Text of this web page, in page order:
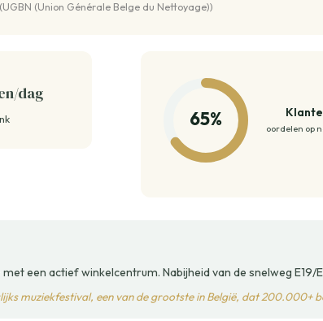
(UGBN (Union Générale Belge du Nettoyage))
dag
65% oordelen op
een actief winkelcentrum. Nabijheid van de snelweg E19/
muziekfestival, een van de grootste in België, dat 200.000+